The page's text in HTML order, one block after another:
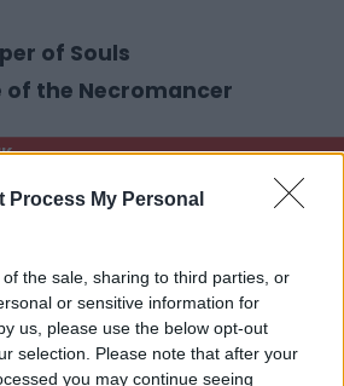
Process My Personal
the sale, sharing to third parties, or
or sensitive information for
us, please use the below opt-out
selection. Please note that after your
you may continue seeing
of Souls
of the Necromancer